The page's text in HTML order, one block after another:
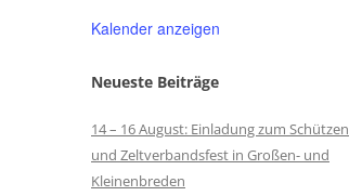
Kalender anzeigen
Neueste Beiträge
14 – 16 August: Einladung zum Schützen
und Zeltverbandsfest in Großen- und
Kleinenbreden